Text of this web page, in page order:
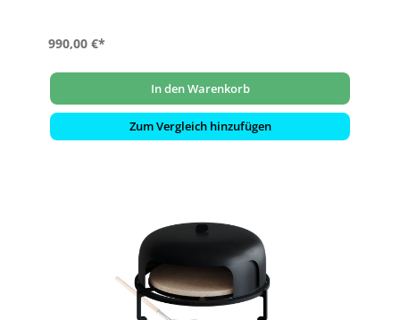
990,00 €*
In den Warenkorb
Zum Vergleich hinzufügen